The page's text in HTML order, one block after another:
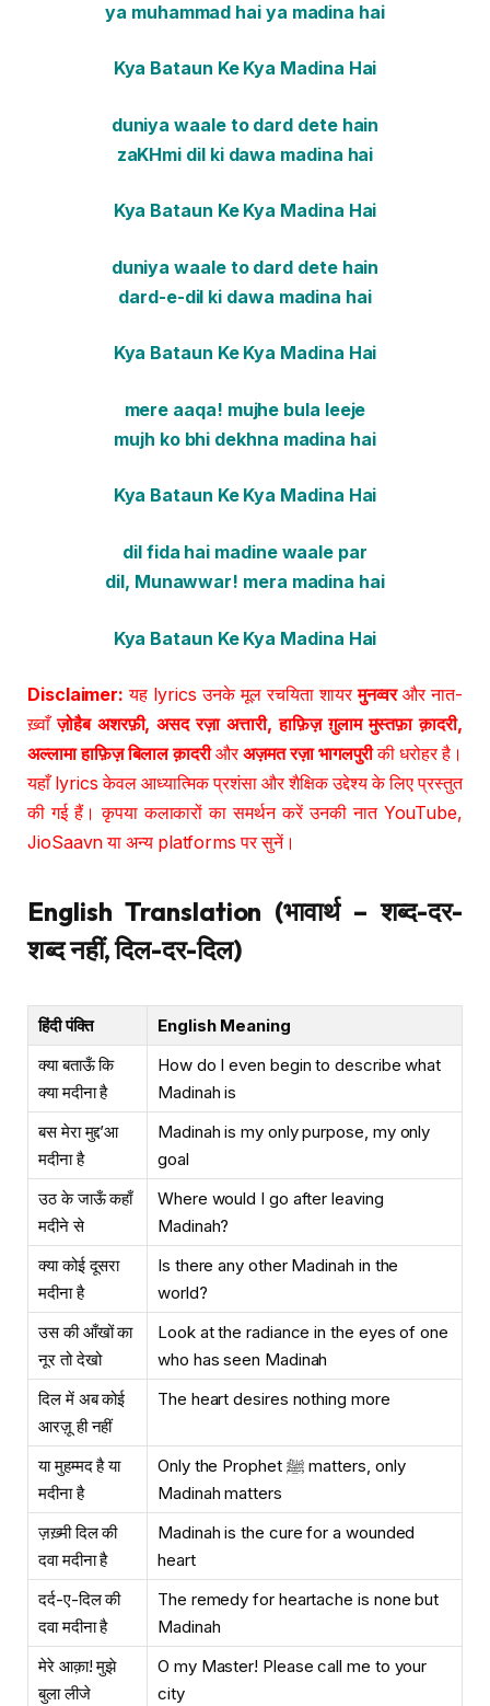
ya muhammad hai ya madina hai
Kya Bataun Ke Kya Madina Hai
duniya waale to dard dete hain
zaKHmi dil ki dawa madina hai
Kya Bataun Ke Kya Madina Hai
duniya waale to dard dete hain
dard-e-dil ki dawa madina hai
Kya Bataun Ke Kya Madina Hai
mere aaqa! mujhe bula leeje
mujh ko bhi dekhna madina hai
Kya Bataun Ke Kya Madina Hai
dil fida hai madine waale par
dil, Munawwar! mera madina hai
Kya Bataun Ke Kya Madina Hai
Disclaimer:यह lyrics उनके मूल रचयिता शायरमुनव्वरऔर नात-
ख़्वाँज़ोहैब अशरफ़ी, असद रज़ा अत्तारी, हाफ़िज़ ग़ुलाम मुस्तफ़ा क़ादरी,
अल्लामा हाफ़िज़ बिलाल क़ादरीऔरअज़मत रज़ा भागलपुरीकी धरोहर है।
यहाँ lyrics केवल आध्यात्मिक प्रशंसा और शैक्षिक उद्देश्य के लिए प्रस्तुत
की गई हैं। कृपया कलाकारों का समर्थन करें उनकी नात YouTube,
JioSaavn या अन्य platforms पर सुनें।
English Translation (भावार्थ – शब्द-दर-
शब्द नहीं, दिल-दर-दिल)
हिंदी पंक्ति
English Meaning
क्या बताऊँ कि
क्या मदीना है
How do I even begin to describe what
Madinah is
बस मेरा मुद्द’आ
मदीना है
Madinah is my only purpose, my only
goal
उठ के जाऊँ कहाँ
मदीने से
Where would I go after leaving
Madinah?
क्या कोई दूसरा
मदीना है
Is there any other Madinah in the
world?
उस की आँखों का
नूर तो देखो
Look at the radiance in the eyes of one
who has seen Madinah
दिल में अब कोई
आरज़ू ही नहीं
The heart desires nothing more
या मुहम्मद है या
मदीना है
Only the Prophet ﷺ matters, only
Madinah matters
ज़ख़्मी दिल की
दवा मदीना है
Madinah is the cure for a wounded
heart
दर्द-ए-दिल की
दवा मदीना है
The remedy for heartache is none but
Madinah
मेरे आक़ा! मुझे
बुला लीजे
O my Master! Please call me to your
city